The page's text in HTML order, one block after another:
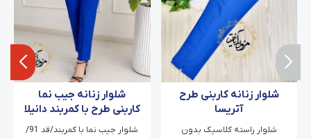
شلوار زنانه کاربنی طرح
آتریسا
شلوار راسته کلاسیک بدون
شلوار زنانه جیب نما
کاربنی طرح با کمربند دانیلا
شلوار جیب نما با کمربند/قد 91/